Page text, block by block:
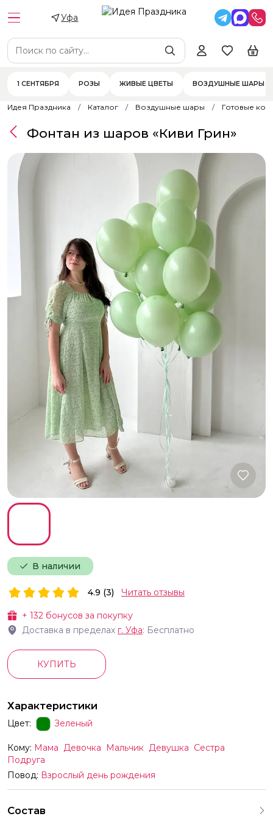
Уфа
1 СЕНТЯБРЯ РОЗЫ ЖИВЫЕ ЦВЕТЫ ВОЗДУШНЫЕ ШАРЫ
Идея Праздника Каталог Воздушные шары Готовые
В наличии
Фонтан из шаров «Киви Грин»
+ 132 бонусов за покупку
Доставка в пределах г. Уфа: Бесплатно
4.9 (3) Читать отзывы
КУПИТЬ
Характеристики
Цвет: Зеленый
Кому: Мама Девочка Мальчик Девушка Сестра
Подруга
Повод: Взрослый день рождения
Состав